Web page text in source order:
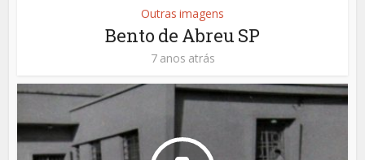
Outras imagens
Bento de Abreu SP
7 anos atrás